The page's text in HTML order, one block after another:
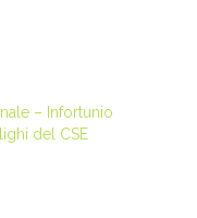
– Infortunio
del CSE